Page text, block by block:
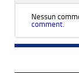
Nessun
comment.